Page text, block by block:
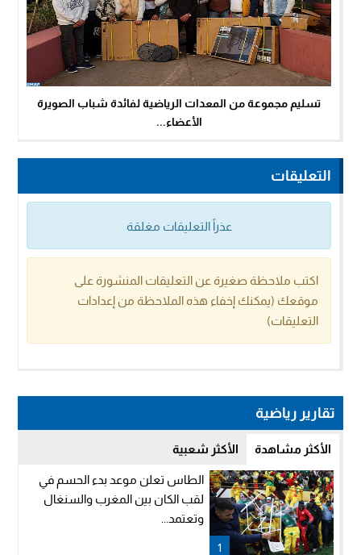
تسليم مجموعة من المعدات الرياضية لفائدة شباب الصويرة
الأعضاء...
التعليقات
عذراً التعليقات مغلقة
اكتب ملاحظة صغيرة عن التعليقات المنشورة على
موقعك (يمكنك إخفاء هذه الملاحظة من إعدادات
التعليقات)
تقارير رياضية
الأكثر مشاهدة الأكثر شعبية
1
الطاس تعلن موعد بدء الحسم في
لقب الكان بين المغرب والسنغال
وتعتمد...